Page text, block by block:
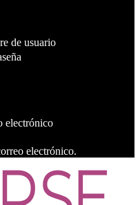
de usuario
electrónico
electrónico.